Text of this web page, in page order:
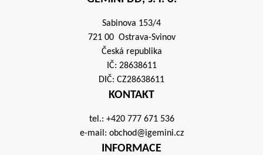
Sabinova 153/4
721 00 Ostrava-Svinov
Česká republika
IČ: 28638611
DIČ: CZ28638611
KONTAKT
tel.: +420 777 671 536
e-mail: obchod@igemini.cz
INFORMACE